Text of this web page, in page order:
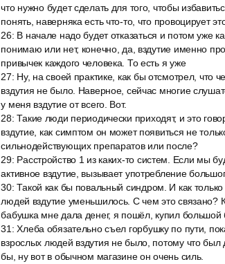
что нужно будет сделать для того, чтобы
понять, наверняка есть что-то, что провоцирует
26: В начале надо будет отказаться и потом уже
понимаю или нет, конечно, да, вздутие именно
привычек каждого человека. То есть я уже
27: Ну, на своей практике, как бы отсмотрел, что
вздутия не было. Наверное, сейчас многие
у меня вздутие от всего. Вот.
28:Такие люди периодически приходят, и это
вздутие, как симптом он может появиться не
сильнодействующих препаратов или после?
29: Расстройство 1 из каких-то систем. Если мы
активное вздутие, вызывает употребление
30:Такой как бы повальный синдром. И как
людей вздутие уменьшилось. С чем это связано?
бабушка мне дала денег, я пошёл, купил большой
31 :Хлеба обязательно съел горбушку по пути,
взрослых людей вздутия не было, потому что был
бы, ну вот в обычном магазине он очень силь.